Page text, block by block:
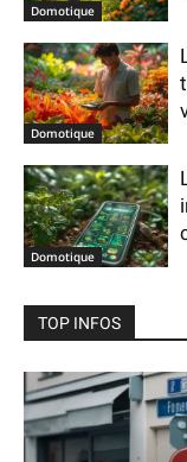
Domotique
Domotique
Domotique
TOP INFOS